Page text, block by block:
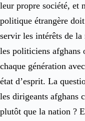
leur propre société, et
politique étrangère
servir les intérêts de
les politiciens afghans
chaque génération
état d’esprit. La
les dirigeants afghans
plutôt que la nation ?